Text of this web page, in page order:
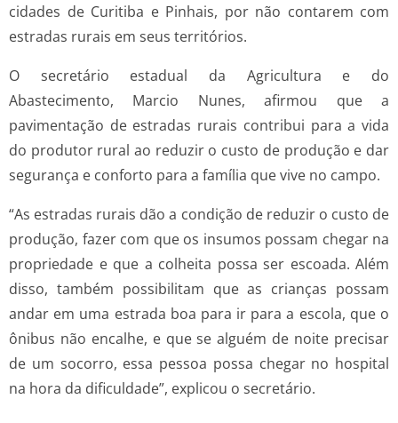
cidades de Curitiba e Pinhais, por não contarem com
estradas rurais em seus territórios.
O secretário estadual da Agricultura e do
Abastecimento, Marcio Nunes, afirmou que a
pavimentação de estradas rurais contribui para a vida
do produtor rural ao reduzir o custo de produção e dar
segurança e conforto para a família que vive no campo.
“As estradas rurais dão a condição de reduzir o custo de
produção, fazer com que os insumos possam chegar na
propriedade e que a colheita possa ser escoada. Além
disso, também possibilitam que as crianças possam
andar em uma estrada boa para ir para a escola, que o
ônibus não encalhe, e que se alguém de noite precisar
de um socorro, essa pessoa possa chegar no hospital
na hora da dificuldade”, explicou o secretário.